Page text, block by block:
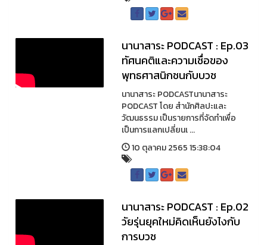
นานาสาระ PODCAST : Ep.03
ทัศนคติและความเชื่อของ
พุทธศาสนิกชนกับบวช
นานาสาระ PODCASTนานาสาระ
PODCAST โดย สำนักศิลปะและ
วัฒนธรรม เป็นรายการที่จัดทำเพื่อ
เป็นการแลกเปลี่ยนเ ...
10 ตุลาคม 2565 15:38:04
นานาสาระ PODCAST : Ep.02
วัยรุ่นยุคใหม่คิดเห็นยังไงกับ
การบวช